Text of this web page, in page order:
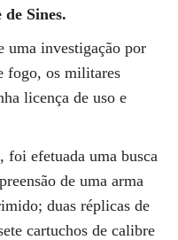
Sines.
uma investigação por
fogo, os militares
licença de uso e
efetuada uma busca
de uma arma
duas réplicas de
cartuchos de calibre